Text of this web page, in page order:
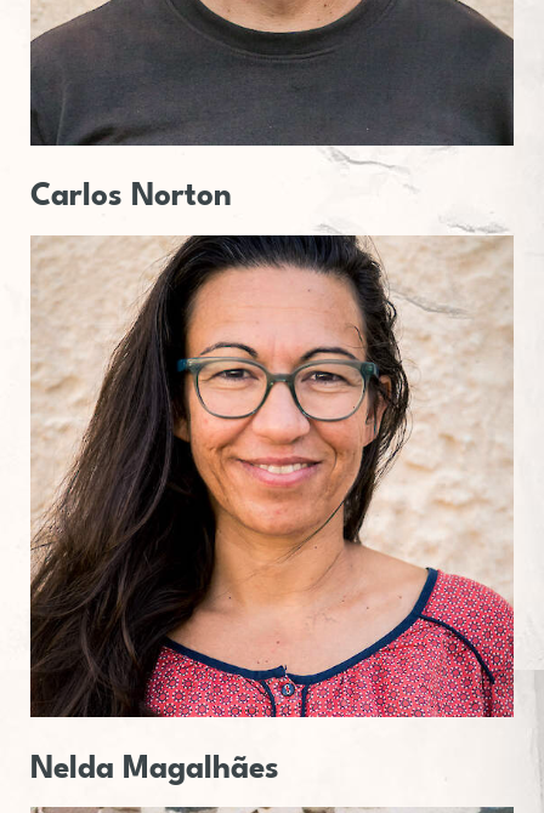
Carlos Norton
Nelda Ma­ga­lhães